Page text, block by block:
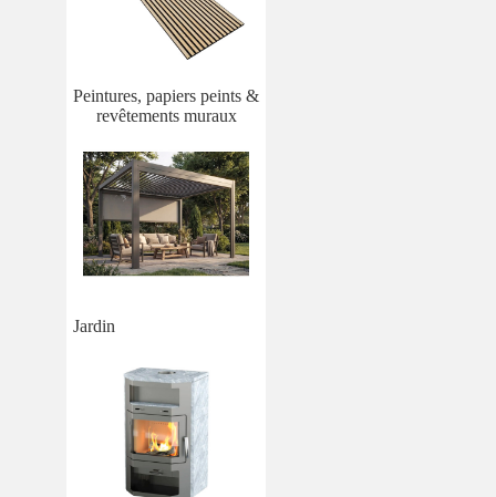
Peintures, papiers peints &
revêtements muraux
Jardin